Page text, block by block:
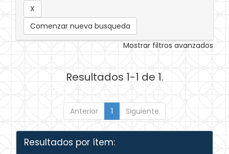
Comenzar nueva busqueda
Mostrar filtros avanzados
Resultados 1-1 de 1.
Anterior 1 Siguiente
Resultados por ítem: